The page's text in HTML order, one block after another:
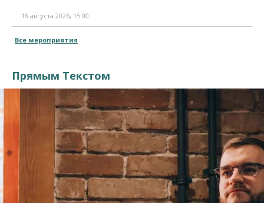
18 августа 2026, 15:00
Все мероприятия
Прямым Текстом